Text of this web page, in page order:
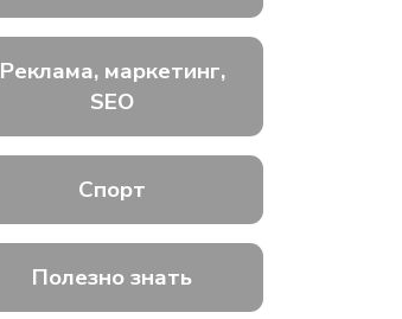
Реклама, маркетинг,
SEO
Спорт
Полезно знать